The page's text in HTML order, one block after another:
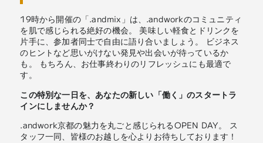
19時から開催の「.andmix」は、.andworkのコミュニティ
を肌で感じられる絶好の機会。 美味しい軽食とドリンクを
片手に、参加者同士で自由に語り合いましょう。 ビジネス
のヒントなど思いがけない発見や出会いが待っているか
も。 もちろん、お仕事終わりのリフレッシュにも最適で
す。
この特別な一日を、あなたの新しい「働く」のスタートラ
インにしませんか？
.andwork京都の魅力を丸ごと感じられるOPEN DAY。 ス
タッフ一同、皆様のお越しを心よりお待ちしております！